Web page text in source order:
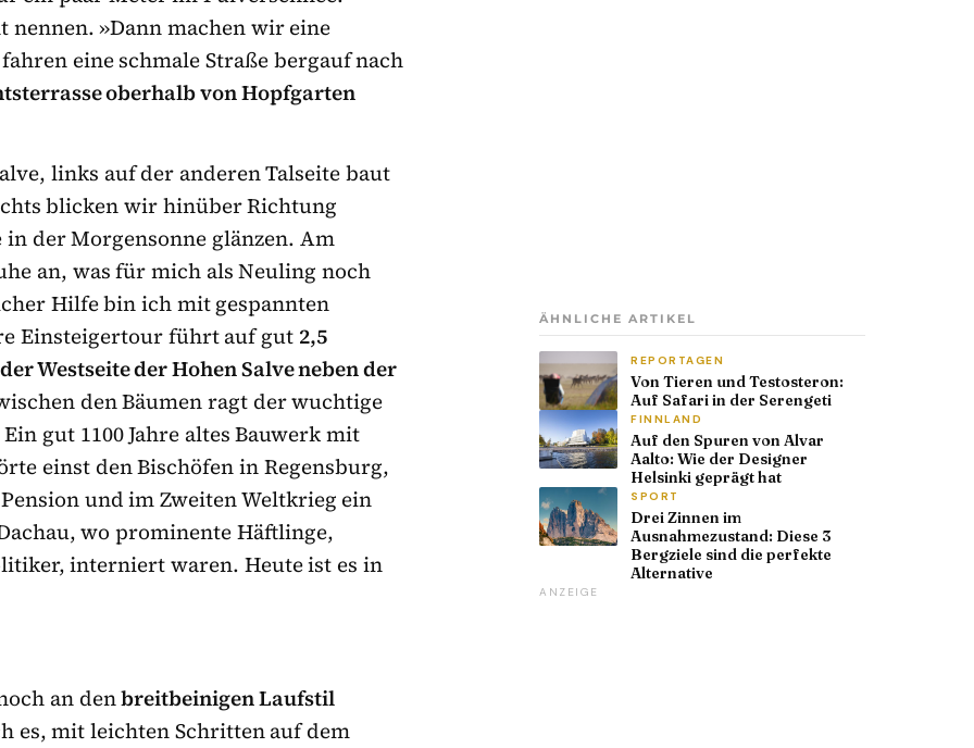
»Dann machen wir eine
eine schmale Straße bergauf nach
oberhalb von Hopfgarten
links auf der anderen Talseite baut
blicken wir hinüber Richtung
in der Morgensonne glänzen. Am
an, was für mich als Neuling noch
Hilfe bin ich mit gespannten
Einsteigertour führt auf gut 2,5
Westseite der Hohen Salve neben der
den Bäumen ragt der wuchtige
gut 1100 Jahre altes Bauwerk mit
einst den Bischöfen in Regensburg,
und im Zweiten Weltkrieg ein
wo prominente Häftlinge,
interniert waren. Heute ist es in
an denbreitbeinigen Laufstil
es, mit leichten Schritten auf dem
ÄHNLICHE ARTIKEL
REPORTAGEN
Von Tieren und Testosteron:
Auf Safari in der Serengeti
FINNLAND
Auf den Spuren von Alvar
Aalto: Wie der Designer
Helsinki geprägt hat
SPORT
Drei Zinnen im
Ausnahmezustand: Diese 3
Bergziele sind die perfekte
Alternative
ANZEIGE